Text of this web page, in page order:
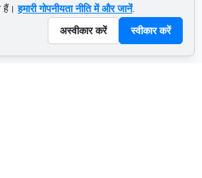
हैं। हमारी गोपनीयता नीति में और जानें.
अस्वीकार करें
स्वीकार करें